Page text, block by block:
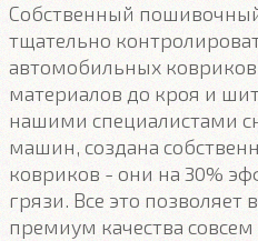
Собственный
тщательно
автомобильных
материалов до кроя и
нашими специалистами
машин, создана
ковриков - они на 30%
грязи. Все это позволяет
премиум качества